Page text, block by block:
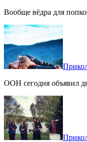
Вообще вёдра для
ООН сегодня объявил